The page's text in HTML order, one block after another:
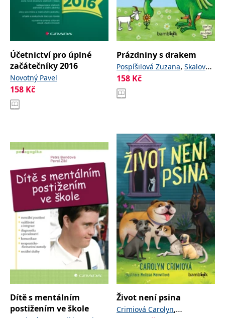
Účetnictví pro úplné
začátečníky 2016
Novotný Pavel
158 Kč
Prázdniny s drakem
Pospíšilová Zuzana, Skalová
Daniela
158 Kč
Dítě s mentálním
postižením ve škole
Život není psina
Crimiová Carolyn,